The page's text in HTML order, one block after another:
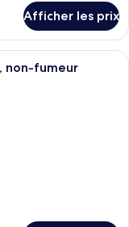
Afficher les prix
d’hôtel avec deux
non-fumeur